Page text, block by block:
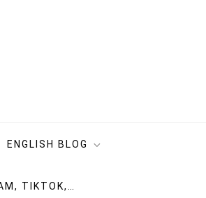
ENGLISH BLOG
TIKTOK,…